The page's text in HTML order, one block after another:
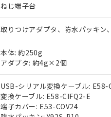
ねじ端子台
取りつけアダプタ、防水パッキン
本体: 約250g
アダプタ: 約4g×2個
USB-シリアル変換ケーブル: E58-
変換ケーブル: E58-CIFQ2-E
端子カバー: E53-COV24